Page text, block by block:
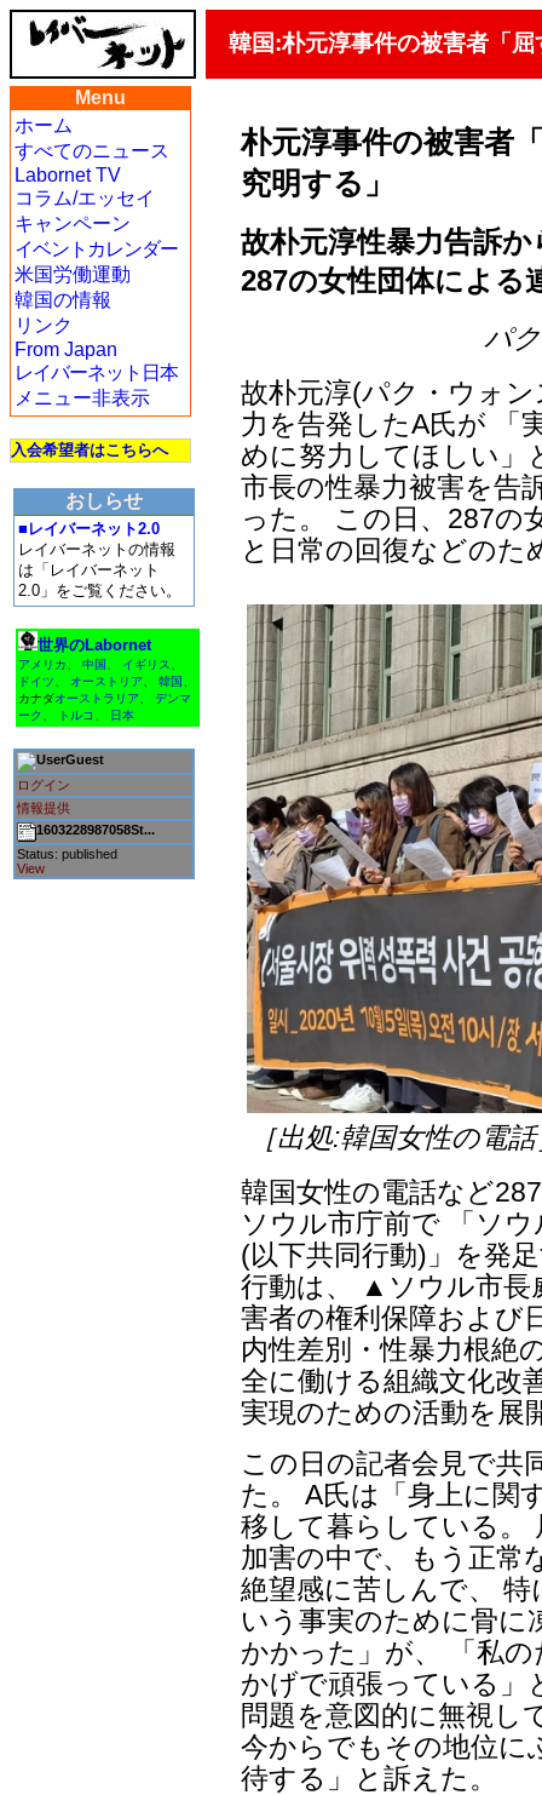
韓国:朴元淳事件の被害者「
Menu
ホーム
すべてのニュース
Labornet TV
コラム/エッセイ
キャンペーン
イベントカレンダー
米国労働運動
韓国の情報
リンク
From Japan
レイバーネット日本
メニュー非表示
入会希望者はこちらへ
おしらせ
■レイバーネット2.0
レイバーネットの情報
は「レイバーネット
2.0」をご覧ください。
世界のLabornet
アメリカ 中国 イギリス
ドイツ
オーストリア 韓国
カナダオーストラリア
デンマ
ーク
トルコ 日本
Guest
ログイン
情報提供
1603228987058St...
Status: published
View
朴元淳事件の被害者
究明する」
故朴元淳性暴力告訴
287の女性団体による
パ
故朴元淳(パク・ウォ
力を告発したA氏が 「
めに努力してほしい」
市長の性暴力被害を告
った。 この日、287の
と日常の回復などのた
［出処:韓国女性の電
韓国女性の電話など
ソウル市庁前で 「ソ
(以下共同行動)」を発
行動は、 ▲ソウル市長
害者の権利保障および
内性差別・性暴力根絶
全に働ける組織文化改
実現のための活動を展
この日の記者会見で共
た。 A氏は「身上に関
移して暮らしている。
加害の中で、もう正常
絶望感に苦しんで、
いう事実のために骨に
かかった」が、 「私
かげで頑張っている」
問題を意図的に無視し
今からでもその地位に
待する」と訴えた。